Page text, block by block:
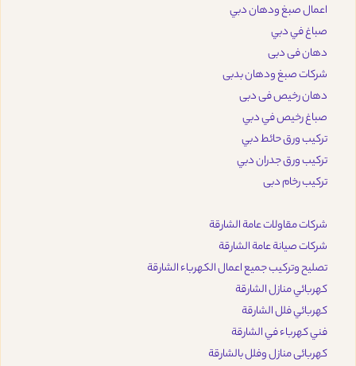
اعمال صبغ ودهان دبي
صباغ في دبي
دهان فى دبى
شركات صبغ ودهان بدبى
دهان رخيص فى دبى
صباغ رخيص في دبي
تركيب ورق حائط دبي
تركيب ورق جدران دبي
تركيب رخام دبى
شركات مقاولات عامة الشارقة
شركات صيانة عامة الشارقة
تصليح وتركيب جميع اعمال الكهرباء الشارقة
كهربائي منازل الشارقة
كهربائي فلل الشارقة
فني كهرباء في الشارقة
كهربائى منازل وفلل بالشارقة